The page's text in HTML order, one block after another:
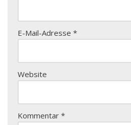
E-Mail-Adresse *
Website
Kommentar *